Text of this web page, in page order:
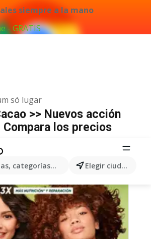
siempre a la mano
- GRATIS
só lugar
categorías, productos... Elegir ciudad
>> Nuevos acción
Compara los precios